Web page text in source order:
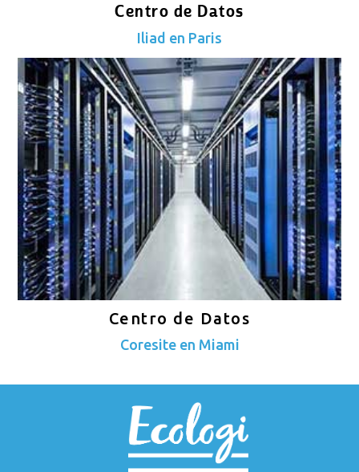
Centro de Datos
Iliad en Paris
Centro de Datos
Coresite en Miami